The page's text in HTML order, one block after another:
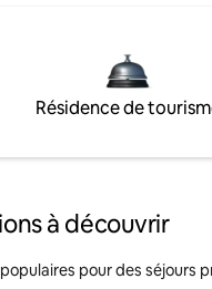
Résidence de
à découvrir
pour des séjours